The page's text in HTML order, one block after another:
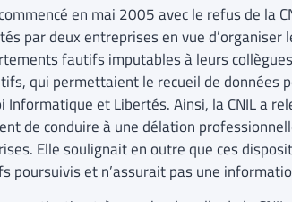
en mai 2005 avec le refus de la
par deux entreprises en vue
fautifs imputables à leurs
qui permettaient le recueil de données
Informatique et Libertés. Ainsi, la CNIL a
de conduire à une délation
Elle soulignait en outre que ces
poursuivis et n’assurait pas une